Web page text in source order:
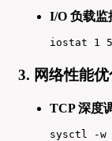
I/O 负载监
iostat 1 5
3. 网络性能优
TCP 深度
sysctl -w